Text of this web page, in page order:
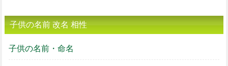
子供の名前 改名 相性
子供の名前・命名